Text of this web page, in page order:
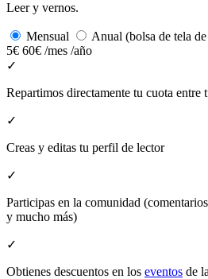
Leer y vernos.
Mensual
Anual (bolsa de tela
5€ 60€ /mes /año
✓
Repartimos directamente tu cuota entre
✓
Creas y editas tu perfil de lector
✓
Participas en la comunidad
y mucho más)
✓
Obtienes descuentos en los eventos de